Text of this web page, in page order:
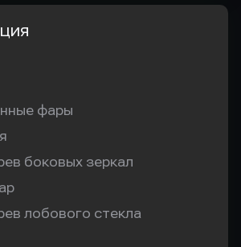
фары
боковых зеркал
лобового стекла